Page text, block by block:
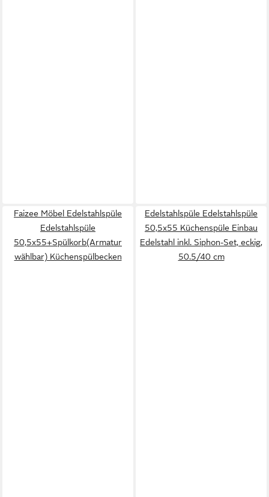
Faizee Möbel Edelstahlspüle
Edelstahlspüle
50,5x55+Spülkorb(Armatur
wählbar) Küchenspülbecken
Edelstahlspüle Edelstahlspüle
50,5x55 Küchenspüle Einbau
Edelstahl inkl. Siphon-Set, eckig,
50.5/40 cm